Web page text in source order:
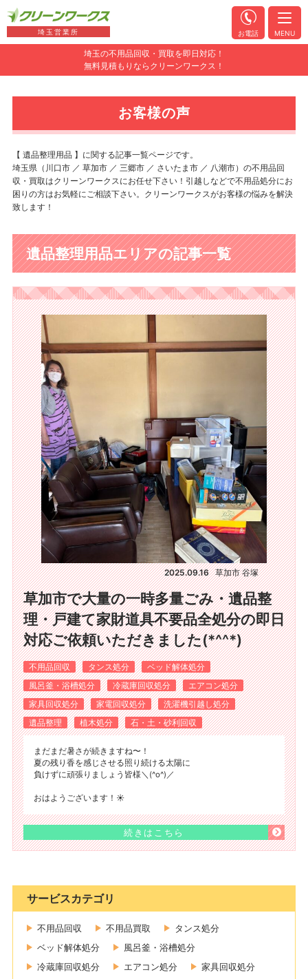
埼玉の不用品回収・買取を即日対応！
無料見積もりならクリーンワークス！
埼玉営業所 お電話 MENU
お客様の声
【 遺品整理用品 】に関する記事一覧ページです。
埼玉県（川口市 ／ 草加市 ／ 三郷市 ／ さいたま市 ／ 八潮市）の不用品回
収・買取はクリーンワークスにお任せ下さい！引越しなどで不用品処分にお
困りの方はお気軽にご相談下さい。クリーンワークスがお客様の悩みを解決
致します！
遺品整理用品エリアの記事一覧
2025.09.16 草加市 谷塚
草加市で大量の一時多量ごみ・遺品整
理・戸建て家財道具不要品全処分の即日
対応ご依頼いただきました(*^^*)
不用品回収 タンス処分
ベッド解体処分
風呂釜・浴槽処分
冷蔵庫回収処分
エアコン処分
家具回収処分
家電回収処分
洗濯機引越し処分
遺品整理
植木処分 石・土・砂利回収
まだまだ暑さが続きますね〜！
夏の残り香を感じさせる照り続ける太陽に
負けずに頑張りましょう皆様＼(^o^)／
おはようございます！☀️
続きはこちら
サービスカテゴリ
不用品回収 不用品買取
タンス処分
ベッド解体処分
風呂釜・浴槽処分
冷蔵庫回収処分
エアコン処分
家具回収処分